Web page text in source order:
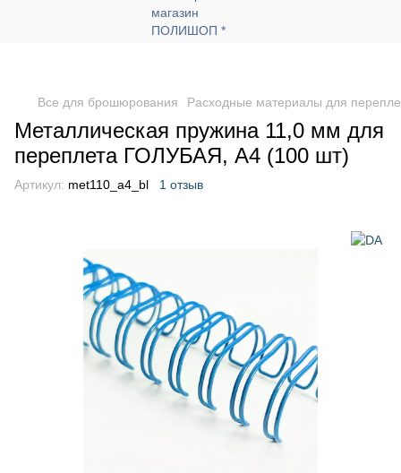
Все для брошюрования Расходные материалы для
Металлическая пружина 11,0 мм для
переплета ГОЛУБАЯ, А4 (100 шт)
Артикул: met110_a4_bl 1 отзыв